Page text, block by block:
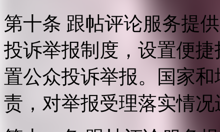
第十条 跟帖评论服务提
投诉举报制度，设置便
置公众投诉举报。国家
责，对举报受理落实情